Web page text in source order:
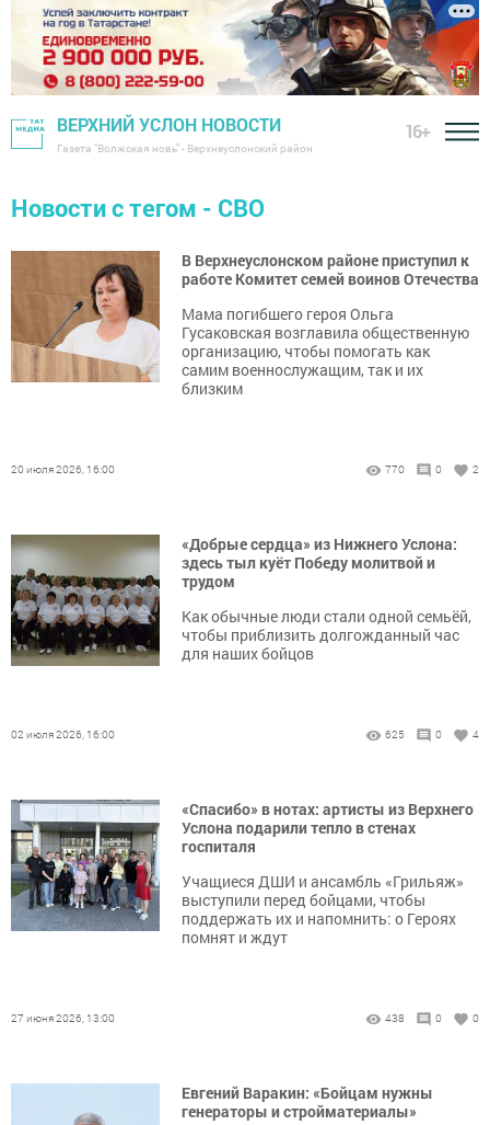
ВЕРХНИЙ УСЛОН НОВОСТИ
Газета "Волжская новь" - Верхнеуслонский район
16+
Новости с тегом - СВО
В Верхнеуслонском районе приступил к
работе Комитет семей воинов Отечества
Мама погибшего героя Ольга
Гусаковская возглавила общественную
организацию, чтобы помогать как
самим военнослужащим, так и их
близким
20 июля 2026, 16:00 770 0 2
«Добрые сердца» из Нижнего Услона:
здесь тыл куёт Победу молитвой и
трудом
Как обычные люди стали одной семьёй,
чтобы приблизить долгожданный час
для наших бойцов
02 июля 2026, 16:00 625 0 4
«Спасибо» в нотах: артисты из Верхнего
Услона подарили тепло в стенах
госпиталя
Учащиеся ДШИ и ансамбль «Грильяж»
выступили перед бойцами, чтобы
поддержать их и напомнить: о Героях
помнят и ждут
27 июня 2026, 13:00 438 0 0
Евгений Варакин: «Бойцам нужны
генераторы и стройматериалы»